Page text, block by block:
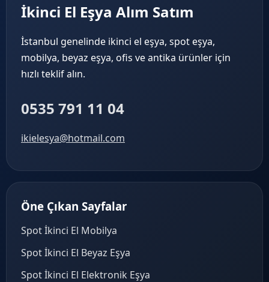
İkinci El Eşya Alım Satım
İstanbul genelinde ikinci el eşya, spot eşya,
mobilya, beyaz eşya, ofis ve antika ürünler için
hızlı teklif alın.
0535 791 11 04
ikielesya@hotmail.com
Öne Çıkan Sayfalar
Spot İkinci El Mobilya
Spot İkinci El Beyaz Eşya
Spot İkinci El Elektronik Eşya